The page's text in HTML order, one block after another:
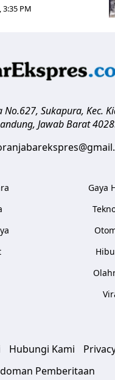
3:35 PM
No.627, Sukapura, Kec.
, Jawab Barat
Gaya
Hubungi Kami
Pemberitaan